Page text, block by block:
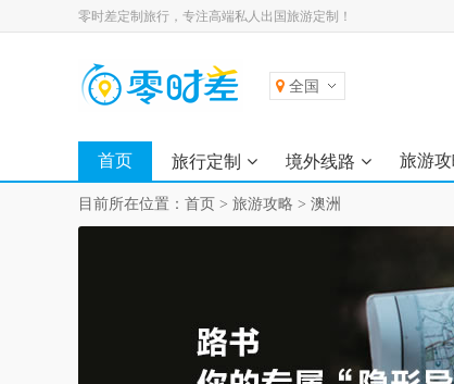
零时差定制旅行，专注高端私人出国旅游定制！
全国
首页 旅行定制 境外线路 旅游
目前所在位置： 首页 > 旅游攻略 > 澳洲